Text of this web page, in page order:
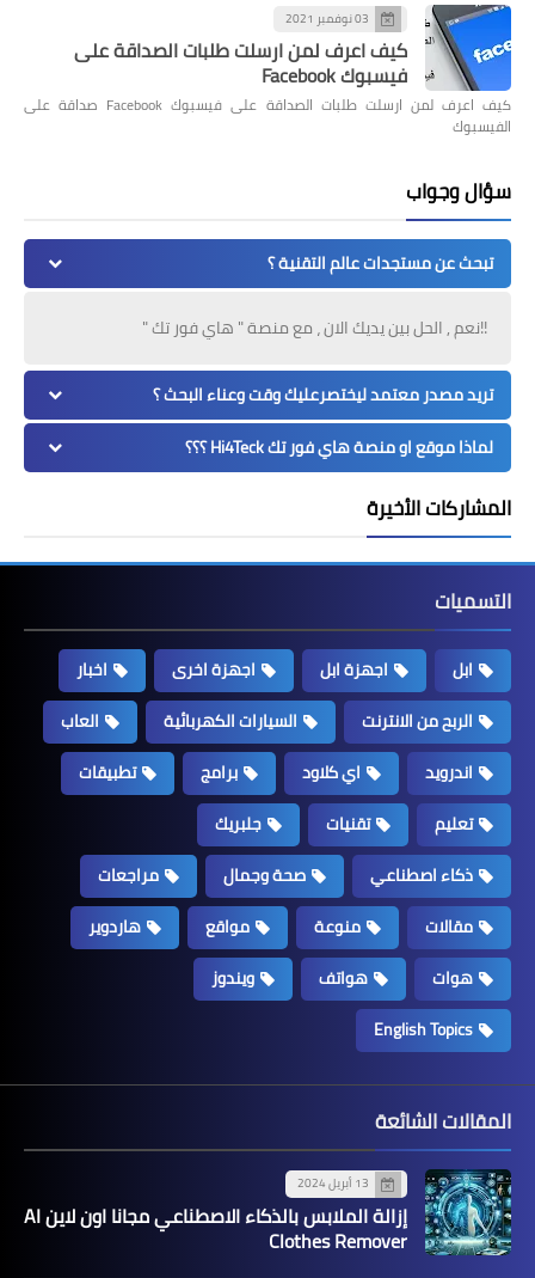
03 نوفمبر 2021
كيف اعرف لمن ارسلت طلبات الصداقة على
فيسبوك Facebook
كيف اعرف لمن ارسلت طلبات الصداقة على فيسبوك Facebook صداقة على
الفيسبوك
سؤال وجواب
تبحث عن مستجدات عالم التقنية ؟
!!نعم , الحل بين يديك الان ، مع منصة " هاي فور تك "
تريد مصدر معتمد ليختصرعليك وقت وعناء البحث ؟
لماذا موقع او منصة هاي فور تك Hi4Teck ؟؟؟
المشاركات الأخيرة
التسميات
ابل اجهزة ابل اجهزة اخرى
اخبار
الربح من الانترنت
السيارات الكهربائية
العاب
اندرويد
اي كلاود برامج
تطبيقات
تعليم
تقنيات
جلبريك
ذكاء اصطناعي
صحة وجمال
مراجعات
مقالات
منوعة مواقع
هاردوير
هوات
هواتف
ويندوز
English Topics
المقالات الشائعة
13 أبريل 2024
إزالة الملابس بالذكاء الاصطناعي مجانا اون لاين AI
Clothes Remover